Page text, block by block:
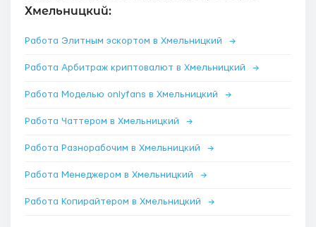
Хмельницкий:
Работа Элитным эскортом в Хмельницкий →
Работа Арбитраж криптовалют в Хмельницкий →
Работа Моделью onlyfans в Хмельницкий →
Работа Чаттером в Хмельницкий →
Работа Разнорабочим в Хмельницкий →
Работа Менеджером в Хмельницкий →
Работа Копирайтером в Хмельницкий →